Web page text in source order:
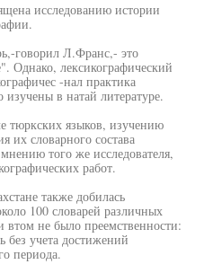
исследованию истории
говорил Л.Франс,- это
Однако, лексикографический
-нал практика
в натай литературе.
тюркских языков, изучению
их словарного состава
того же исследователя,
работ.
также добилась
100 словарей различных
не было преемственности:
без учета достижений
периода.